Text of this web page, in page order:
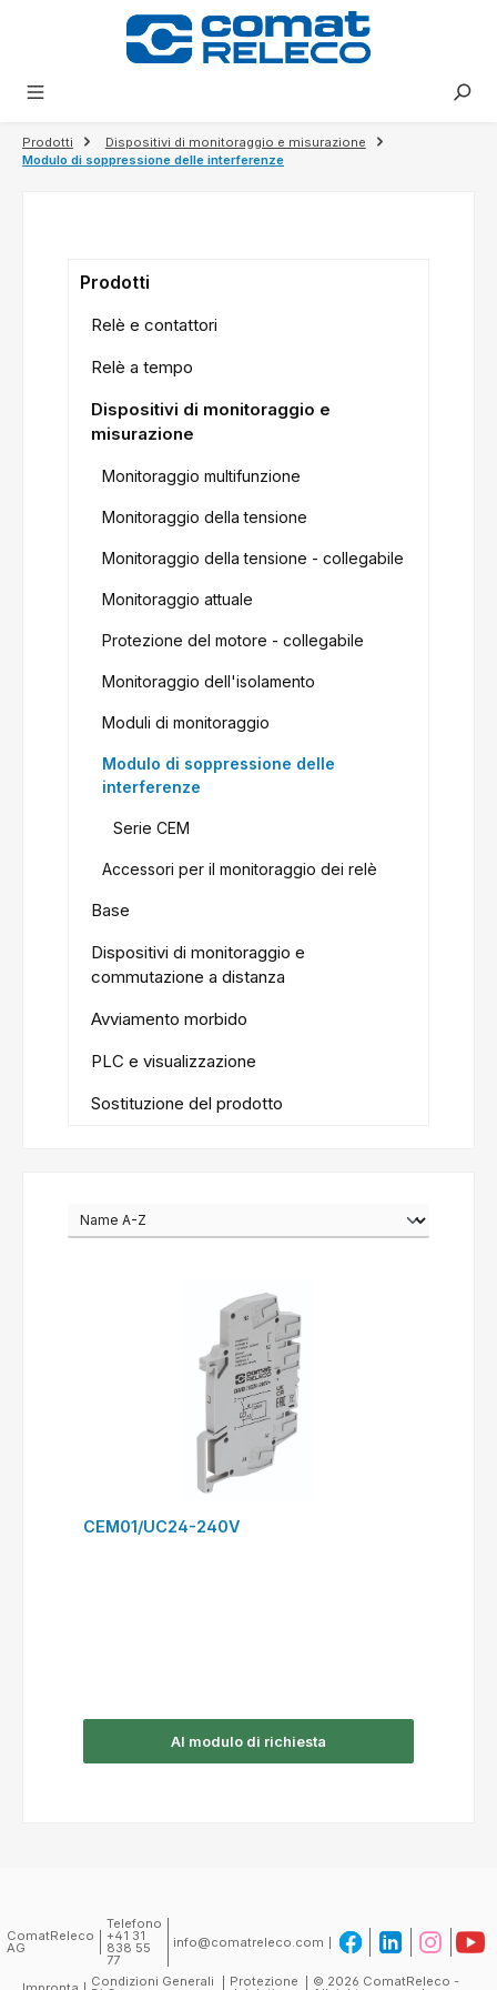
Prodotti
Dispositivi di monitoraggio e misurazione
Modulo di soppressione delle interferenze
Prodotti
Relè e contattori
Relè a tempo
Dispositivi di monitoraggio e
misurazione
Monitoraggio multifunzione
Monitoraggio della tensione
Monitoraggio della tensione - collegabile
Monitoraggio attuale
Protezione del motore - collegabile
Monitoraggio dell'isolamento
Moduli di monitoraggio
Modulo di soppressione delle
interferenze
Serie CEM
Accessori per il monitoraggio dei relè
Base
Dispositivi di monitoraggio e
commutazione a distanza
Avviamento morbido
PLC e visualizzazione
Sostituzione del prodotto
CEM01/UC24-240V
Al modulo di richiesta
ComatReleco
AG
Telefono
+41 31
838 55
77
info@comatreleco.com
Condizioni Generali Protezione © 2026 ComatReleco -